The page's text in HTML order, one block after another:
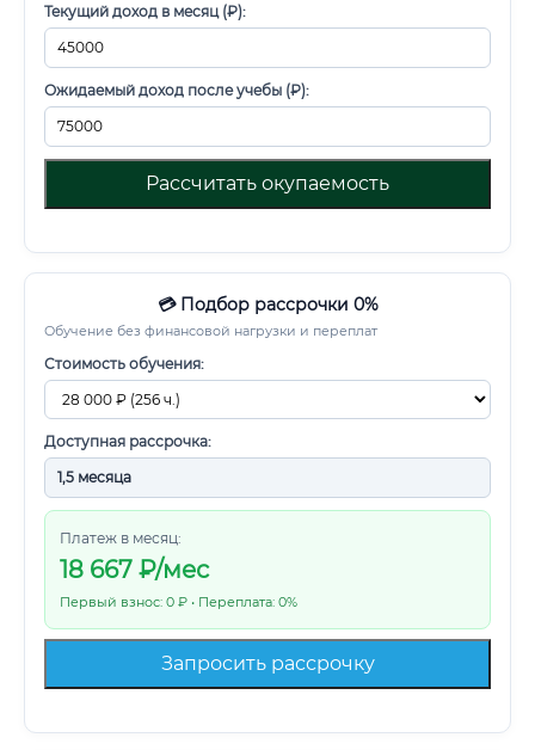
Текущий доход в месяц (₽):
Ожидаемый доход после учебы (₽):
Рассчитать окупаемость
💳 Подбор рассрочки 0%
Обучение без финансовой нагрузки и переплат
Стоимость обучения:
Доступная рассрочка:
Платеж в месяц:
18 667 ₽/мес
Первый взнос: 0 ₽ • Переплата: 0%
Запросить рассрочку